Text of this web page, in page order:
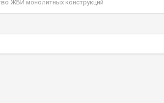
ЖБИ монолитных конструкций